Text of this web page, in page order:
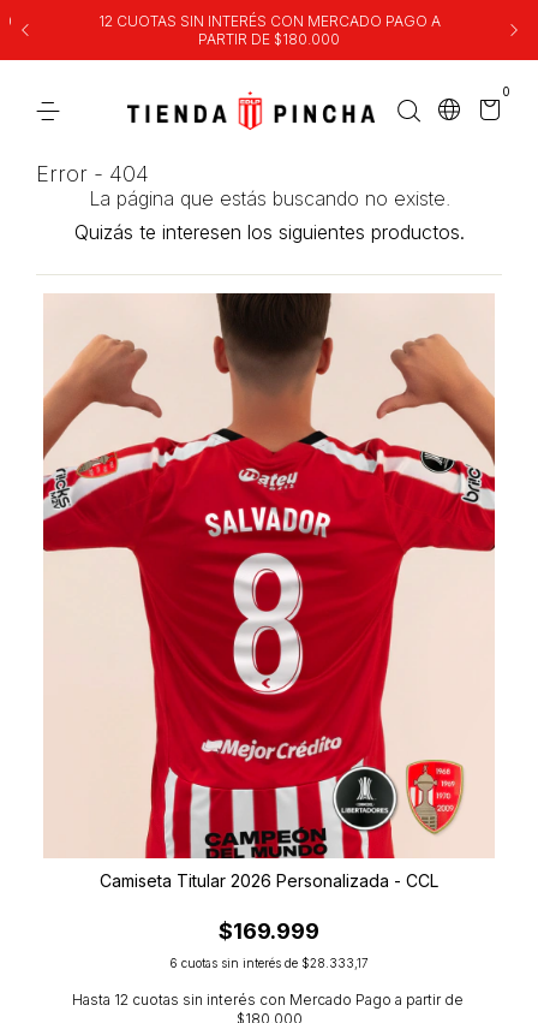
12 CUOTAS SIN INTERÉS CON MERCADO PAGO A
PARTIR DE $180.000
0
Error - 404
La página que estás buscando no existe.
Quizás te interesen los siguientes productos.
Camiseta Titular 2026 Personalizada - CCL
$169.999
6 cuotas sin interés de $28.333,17